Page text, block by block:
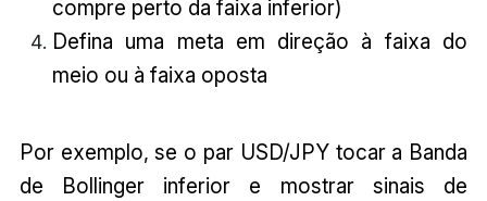
compre perto da faixa inferior)
Defina uma meta em direção à faixa do
meio ou à faixa oposta
Por exemplo, se o par USD/JPY tocar a Banda
de Bollinger inferior e mostrar sinais de